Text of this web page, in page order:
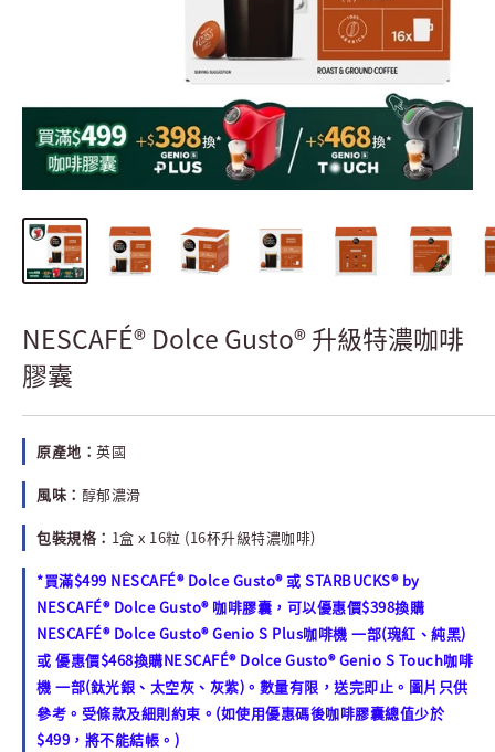
NESCAFÉ® Dolce Gusto® 升級特濃咖啡
膠囊
原產地： 英國
風味： 醇郁濃滑
包裝規格： 1盒 x 16粒 (16杯升級特濃咖啡)
*買滿$499 NESCAFÉ® Dolce Gusto® 或 STARBUCKS® by
NESCAFÉ® Dolce Gusto® 咖啡膠囊，可以優惠價$398換購
NESCAFÉ® Dolce Gusto® Genio S Plus咖啡機 一部(瑰紅、純黑)
或 優惠價$468換購NESCAFÉ® Dolce Gusto® Genio S Touch咖啡
機 一部(鈦光銀、太空灰、灰紫)。數量有限，送完即止。圖片只供
參考。受條款及細則約束。(如使用優惠碼後咖啡膠囊總值少於
$499，將不能結帳。)